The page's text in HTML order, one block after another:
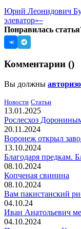
Юрий Леонидович
элеватор»
Понравилась
Комментарии ()
Вы должны
Новости Статьи
13.01.2025
Рослесхоз
20.11.2024
Воронеж открыл
13.10.2024
Благодаря предкам.
08.10.2024
Копченая свинина
08.10.2024
Вам пакистанский
04.10.24
Иван Анатольевич
04.10.2024